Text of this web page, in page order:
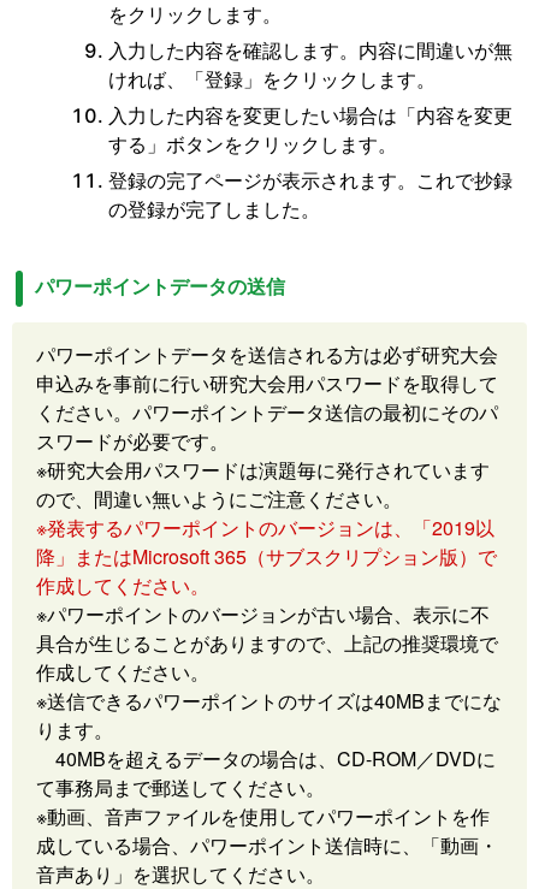
をクリックします。
入力した内容を確認します。内容に間違いが無
ければ、「登録」をクリックします。
入力した内容を変更したい場合は「内容を変更
する」ボタンをクリックします。
登録の完了ページが表示されます。これで抄録
の登録が完了しました。
パワーポイントデータの送信
パワーポイントデータを送信される方は必ず研究大会
申込みを事前に行い研究大会用パスワードを取得して
ください。パワーポイントデータ送信の最初にそのパ
スワードが必要です。
※研究大会用パスワードは演題毎に発行されています
ので、間違い無いようにご注意ください。
※発表するパワーポイントのバージョンは、「2019以
降」またはMicrosoft 365（サブスクリプション版）で
作成してください。
※パワーポイントのバージョンが古い場合、表示に不
具合が生じることがありますので、上記の推奨環境で
作成してください。
※送信できるパワーポイントのサイズは40MBまでにな
ります。
40MBを超えるデータの場合は、CD-ROM／DVDに
て事務局まで郵送してください。
※動画、音声ファイルを使用してパワーポイントを作
成している場合、パワーポイント送信時に、「動画・
音声あり」を選択してください。